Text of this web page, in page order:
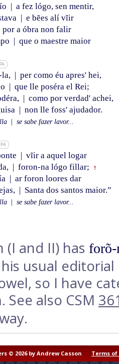
| a fez lógo, sen mentir,
| e bẽes alí vĩir
por a óbra non falir
| que o maestre maior
la, | per como éu apres' hei,
| que lle poséra el Rei;
| como por verdad' achei,
| non lle foss' ajudador.
se sabe fazer lavor...
IPA
| vĩir a aquel logar
| foron-na lógo fillar; †
| ar foron loores dar
| Santa dos santos maior.”
se sabe fazer lavor...
and II) has forõ-
usual
so I have
also CSM
© 2026 by Andrew Casson Terms of